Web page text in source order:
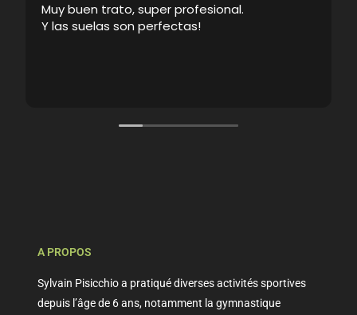
Muy buen trato, super profesional.
Y las suelas son perfectas!
A PROPOS
Sylvain Pisicchio a pratiqué diverses activités sportives
depuis l’âge de 6 ans, notamment la gymnastique